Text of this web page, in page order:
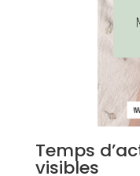
Temps
visibles